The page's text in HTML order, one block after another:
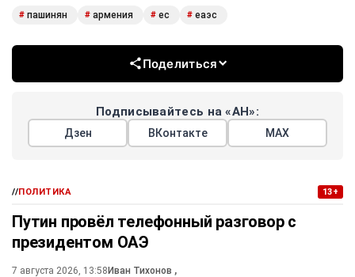
# пашинян # армения # ес # еаэс
Поделиться
Подписывайтесь на «АН»:
Дзен ВКонтакте МАХ
//ПОЛИТИКА 13+
Путин провёл телефонный разговор с
президентом ОАЭ
7 августа 2026, 13:58Иван Тихонов ,